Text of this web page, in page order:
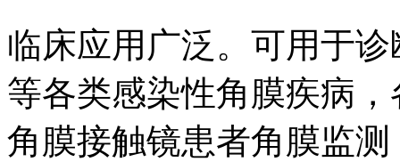
临床应用广泛。可用于
等各类感染性角膜疾病
角膜接触镜患者角膜监